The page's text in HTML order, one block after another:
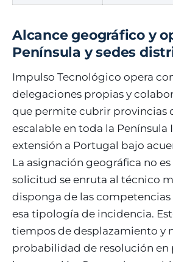
Alcance geográfico y
Península y sedes
Impulso Tecnológico opera
delegaciones propias y
que permite cubrir provincias
escalable en toda la Península
extensión a Portugal bajo
La asignación geográfica no
solicitud se enruta al técnico
disponga de las
esa tipología de incidencia.
tiempos de desplazamiento y
probabilidad de resolución en